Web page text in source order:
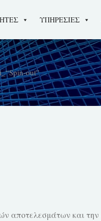
ΥΠΗΡΕΣΙΕΣ
out”
αποτελεσμάτων και